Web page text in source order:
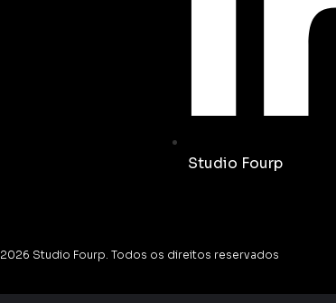
Studio Fourp
Studio Fourp. Todos os direitos reservados